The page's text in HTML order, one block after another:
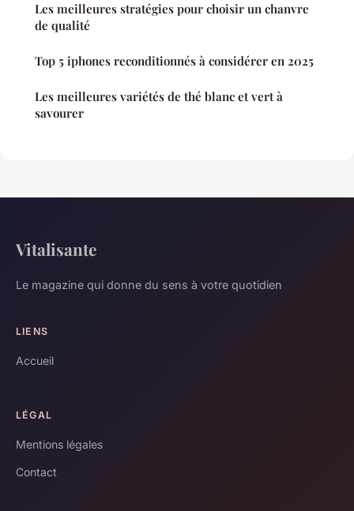
Les meilleures stratégies pour choisir un chanvre
de qualité
Top 5 iphones reconditionnés à considérer en 2025
Les meilleures variétés de thé blanc et vert à
savourer
Vitalisante
Le magazine qui donne du sens à votre quotidien
LIENS
Accueil
LÉGAL
Mentions légales
Contact